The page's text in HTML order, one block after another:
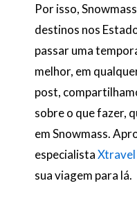
Por isso,
destinos nos
passar uma
melhor, em
post,
sobre o que fazer,
em Snowmass.
especialistaXtravel
sua viagem para lá.